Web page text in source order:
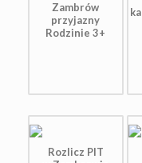
Zambrów
przyjazny
Rodzinie 3+
Rozlicz PIT